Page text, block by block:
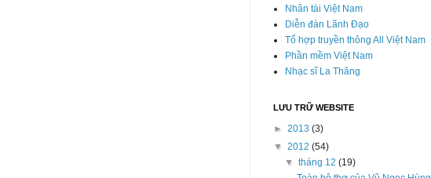
Nhân tài Việt Nam
Diễn đàn Lãnh Đạo
Tổ hợp truyền thông All Việt Nam
Phần mềm Việt Nam
Nhạc sĩ La Thăng
LƯU TRỮ WEBSITE
► 2013 (3)
▼ 2012 (54)
▼tháng 12(19)